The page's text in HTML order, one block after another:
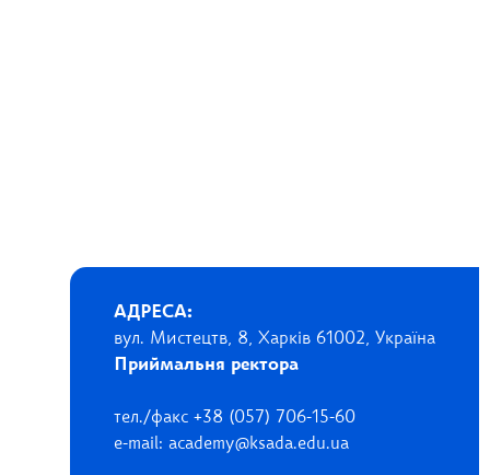
АДРЕСА:
вул. Мистецтв, 8, Харків 61002, Україна
Приймальня ректора
тел./факс +38 (057) 706-15-60
e-mail: academy@ksada.edu.ua